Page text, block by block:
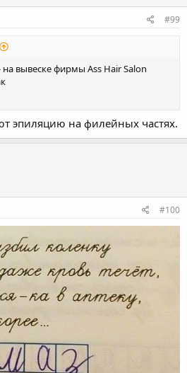
#99
вывеске фирмы Ass Hair Salon
эпиляцию на филейных частях.
#100